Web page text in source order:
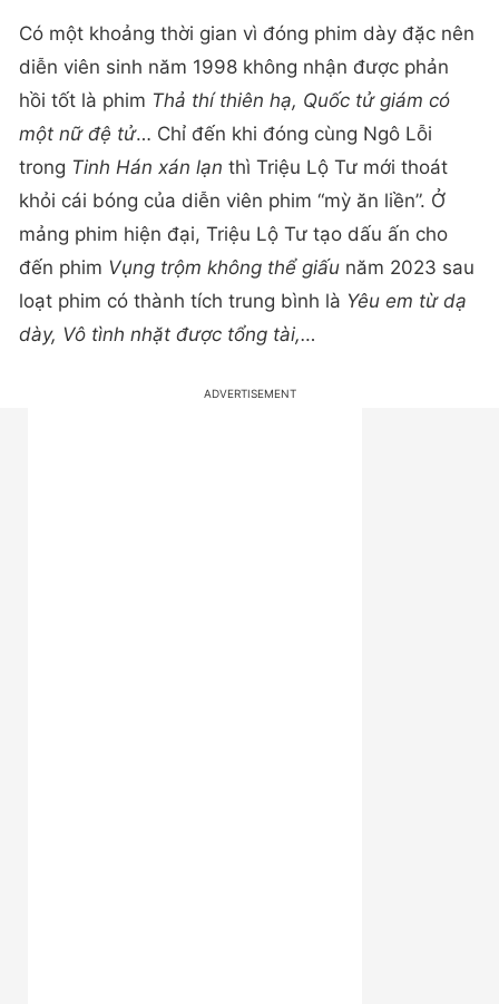
Có một khoảng thời gian vì đóng phim dày đặc nên
diễn viên sinh năm 1998 không nhận được phản
hồi tốt là phim Thả thí thiên hạ, Quốc tử giám có
một nữ đệ tử… Chỉ đến khi đóng cùng Ngô Lỗi
trong Tinh Hán xán lạn thì Triệu Lộ Tư mới thoát
khỏi cái bóng của diễn viên phim “mỳ ăn liền”. Ở
mảng phim hiện đại, Triệu Lộ Tư tạo dấu ấn cho
đến phim Vụng trộm không thể giấu năm 2023 sau
loạt phim có thành tích trung bình là Yêu em từ dạ
dày, Vô tình nhặt được tổng tài,…